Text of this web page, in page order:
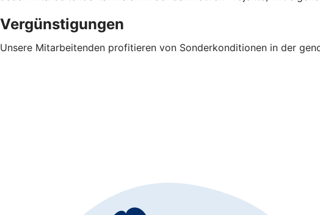
Vergünstigungen
Unsere Mitarbeitenden profitieren von Sonderkonditionen in der